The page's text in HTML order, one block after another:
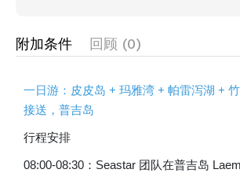
附加条件 回顾 (0)
一日游：皮皮岛 + 玛雅湾 + 帕雷泻湖 +
接送，普吉岛
行程安排
08:00-08:30：Seastar 团队在普吉岛